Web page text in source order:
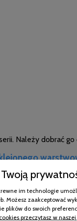
Należy dobrać
Wykonany jest
sen i
Faktyczny wymiar
tylko dobry
im technologie
Możesz zaakceptować
plików do swoich
przeczytasz w naszej